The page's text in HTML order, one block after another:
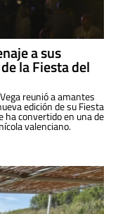
a sus
la Fiesta del
reunió a amantes
edición de su Fiesta
ha convertido en una de
valenciano.